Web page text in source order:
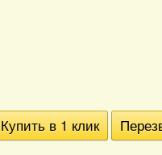
Купить в 1 клик